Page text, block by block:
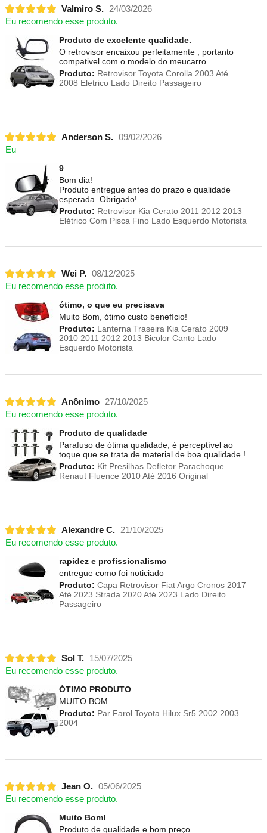
Valmiro S.
24/03/2026
Eu recomendo esse produto.
Produto de excelente qualidade.
O retrovisor encaixou perfeitamente , portanto
compativel com o modelo do meucarro.
Produto: Retrovisor Toyota Corolla 2003 Até
2008 Eletrico Lado Direito Passageiro
Anderson S. 09/02/2026
Eu
9
Bom dia!
Produto entregue antes do prazo e qualidade
esperada. Obrigado!
Produto: Retrovisor Kia Cerato 2011 2012 2013
Elétrico Com Pisca Fino Lado Esquerdo Motorista
Wei P. 08/12/2025
Eu recomendo esse produto.
ótimo, o que eu precisava
Muito Bom, ótimo custo benefício!
Produto: Lanterna Traseira Kia Cerato 2009
2010 2011 2012 2013 Bicolor Canto Lado
Esquerdo Motorista
Anônimo
27/10/2025
Eu recomendo esse produto.
Produto de qualidade
Parafuso de ótima qualidade, é perceptível ao
toque que se trata de material de boa qualidade !
Produto: Kit Presilhas Defletor Parachoque
Renaut Fluence 2010 Até 2016 Original
Alexandre C.
21/10/2025
Eu recomendo esse produto.
rapidez e profissionalismo
entregue como foi noticiado
Produto: Capa Retrovisor Fiat Argo Cronos 2017
Até 2023 Strada 2020 Até 2023 Lado Direito
Passageiro
Sol T.
15/07/2025
Eu recomendo esse produto.
ÓTIMO PRODUTO
MUITO BOM
Produto: Par Farol Toyota Hilux Sr5 2002 2003
2004
Jean O. 05/06/2025
Eu recomendo esse produto.
Muito Bom!
Produto de qualidade e bom preço.